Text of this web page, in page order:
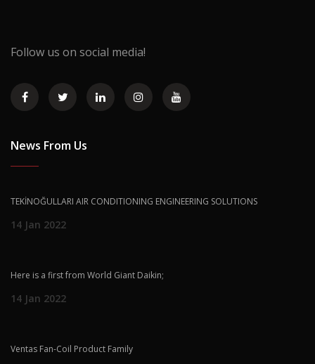
Follow us on social media!
News From Us
TEKİNOĞULLARI AIR CONDITIONING ENGINEERING SOLUTIONS
14 Jan 2022
Here is a first from World Giant Daikin;
14 Jan 2022
Ventas Fan-Coil Product Family